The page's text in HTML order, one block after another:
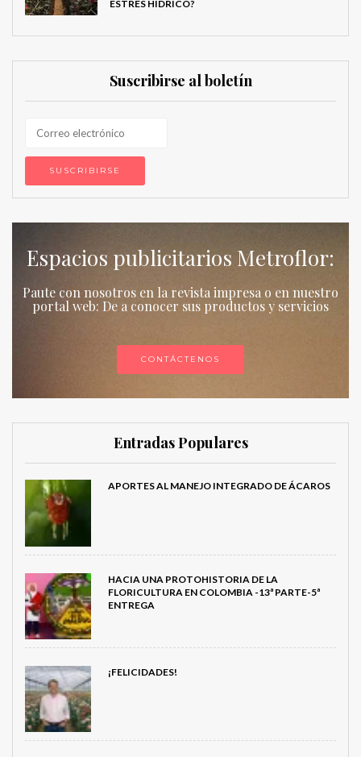
ESTRÉS HÍDRICO?
Suscribirse al boletín
Espacios publicitarios Metroflor:
Paute con nosotros en la revista impresa o en nuestro
portal web: De a conocer sus productos y servicios
CONTÁCTENOS
Entradas Populares
APORTES AL MANEJO INTEGRADO DE ÁCAROS
HACIA UNA PROTOHISTORIA DE LA
FLORICULTURA EN COLOMBIA -13ª PARTE-5ª
ENTREGA
¡FELICIDADES!